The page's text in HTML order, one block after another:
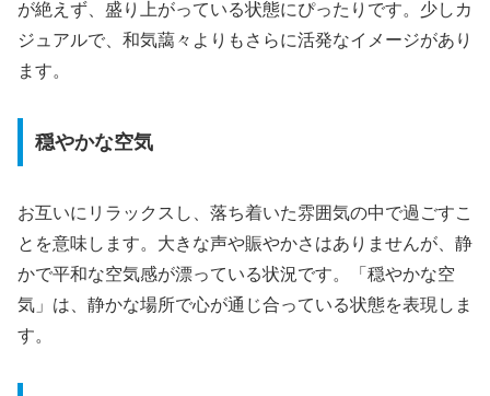
が絶えず、盛り上がっている状態にぴったりです。少しカ
ジュアルで、和気藹々よりもさらに活発なイメージがあり
ます。
穏やかな空気
お互いにリラックスし、落ち着いた雰囲気の中で過ごすこ
とを意味します。大きな声や賑やかさはありませんが、静
かで平和な空気感が漂っている状況です。「穏やかな空
気」は、静かな場所で心が通じ合っている状態を表現しま
す。